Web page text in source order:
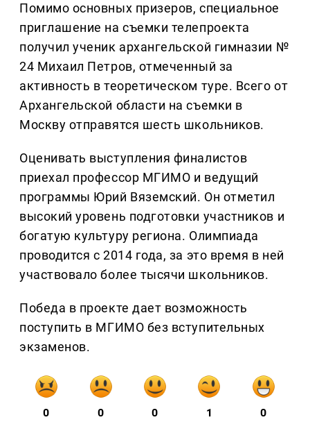
Помимо основных призеров, специальное
приглашение на съемки телепроекта
получил ученик архангельской гимназии №
24 Михаил Петров, отмеченный за
активность в теоретическом туре. Всего от
Архангельской области на съемки в
Москву отправятся шесть школьников.
Оценивать выступления финалистов
приехал профессор МГИМО и ведущий
программы Юрий Вяземский. Он отметил
высокий уровень подготовки участников и
богатую культуру региона. Олимпиада
проводится с 2014 года, за это время в ней
участвовало более тысячи школьников.
Победа в проекте дает возможность
поступить в МГИМО без вступительных
экзаменов.
0 0 0 1 0